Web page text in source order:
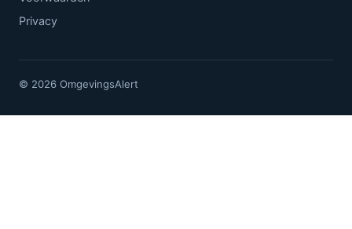
Privacy
© 2026 OmgevingsAlert